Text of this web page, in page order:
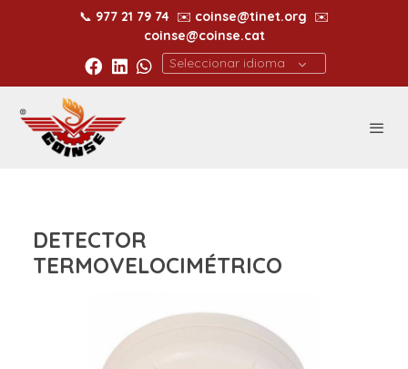
📞 977 21 79 74 ✉️ coinse@tinet.org ✉️
coinse@coinse.cat
Seleccionar idioma
DETECTOR
TERMOVELOCIMÉTRICO